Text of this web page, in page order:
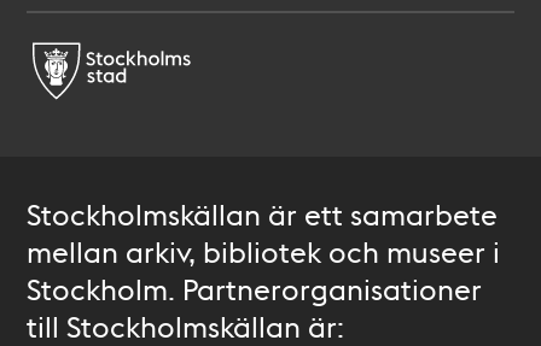
Stockholmskällan är ett samarbete
mellan arkiv, bibliotek och museer i
Stockholm. Partnerorganisationer
till Stockholmskällan är: